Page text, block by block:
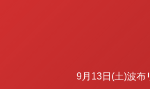
9月13日(土)波布